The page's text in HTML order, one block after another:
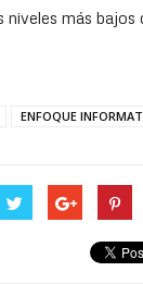
más bajos
ENFOQUE